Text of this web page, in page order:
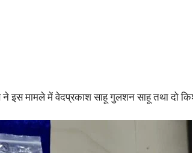
इस मामले में वेदप्रकाश साहू गुलशन साहू तथा दो